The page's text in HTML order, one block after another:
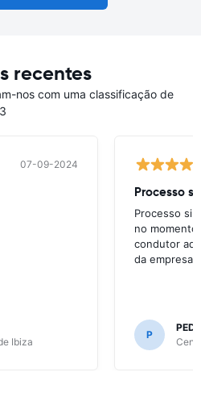
recentes
nos com uma classificação de
07-09-2024
Ibiza
Processo
no
condutor
da empresa
P